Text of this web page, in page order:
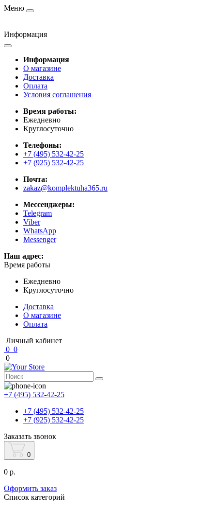
Меню
Информация
Информация
О магазине
Доставка
Оплата
Условия соглашения
Время работы:
Ежедневно
Круглосуточно
Телефоны:
+7 (495) 532-42-25
+7 (925) 532-42-25
Почта:
zakaz@komplektuha365.ru
Мессенджеры:
Telegram
Viber
WhatsApp
Messenger
Наш адрес:
Время работы
Ежедневно
Круглосуточно
Доставка
О магазине
Оплата
Личный кабинет
0 0
0
+7 (495) 532-42-25
+7 (495) 532-42-25
+7 (925) 532-42-25
Заказать звонок
0
0 р.
Оформить заказ
Список категорий